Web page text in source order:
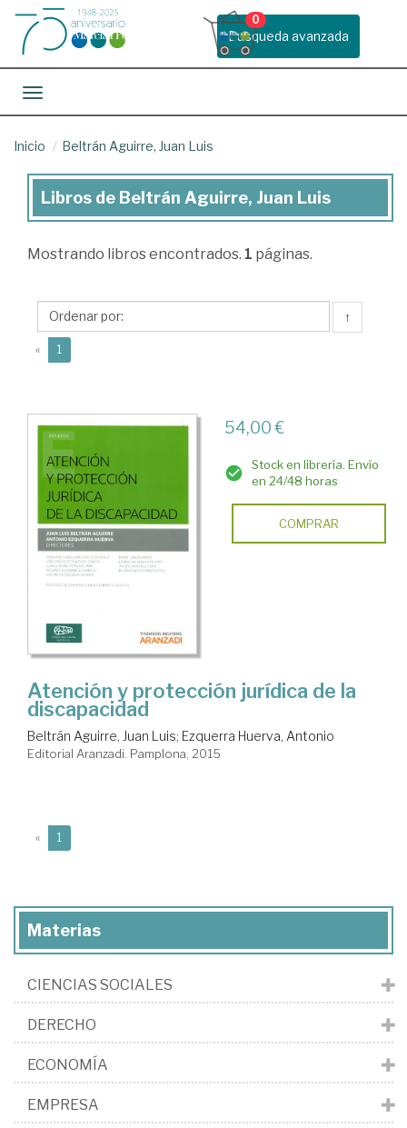
Busqueda avanzada
0
Toggle navigation
Inicio Beltrán Aguirre, Juan Luis
Libros
Beltrán
Juan
Luis
Libros de Beltrán Aguirre, Juan Luis
Mostrando libros encontrados. 1 páginas.
↑
« 1
54,00 €
Stock en librería. Envío
en 24/48 horas
COMPRAR
Atención y protección jurídica de la
discapacidad
Beltrán Aguirre, Juan Luis; Ezquerra Huerva, Antonio
Editorial Aranzadi. Pamplona, 2015
« 1
Materias
CIENCIAS SOCIALES
DERECHO
ECONOMÍA
EMPRESA